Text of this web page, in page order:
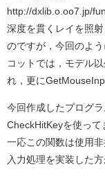
http://dxlib.o.oo7.jp/
深度を貫くレイを照
のですが，今回のよ
コットでは，モデル
れ，更に
今回作成したプログ
CheckHitKeyを使って
一応この関数は使用
入力処理を実装した